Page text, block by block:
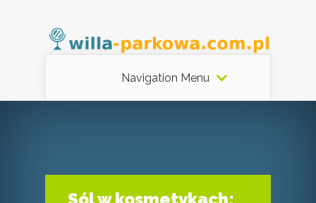
Navigation Menu